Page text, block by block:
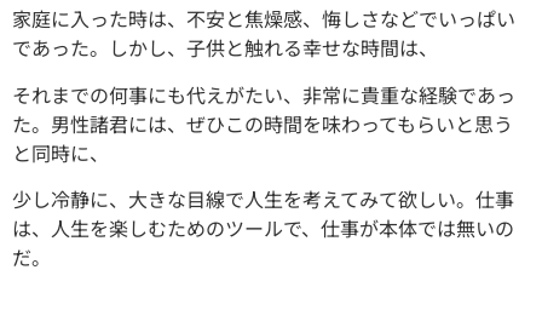
家庭に入った時は、不安と焦燥感、悔しさなどでいっぱい
であった。しかし、子供と触れる幸せな時間は、
それまでの何事にも代えがたい、非常に貴重な経験であっ
た。男性諸君には、ぜひこの時間を味わってもらいと思う
と同時に、
少し冷静に、大きな目線で人生を考えてみて欲しい。仕事
は、人生を楽しむためのツールで、仕事が本体では無いの
だ。